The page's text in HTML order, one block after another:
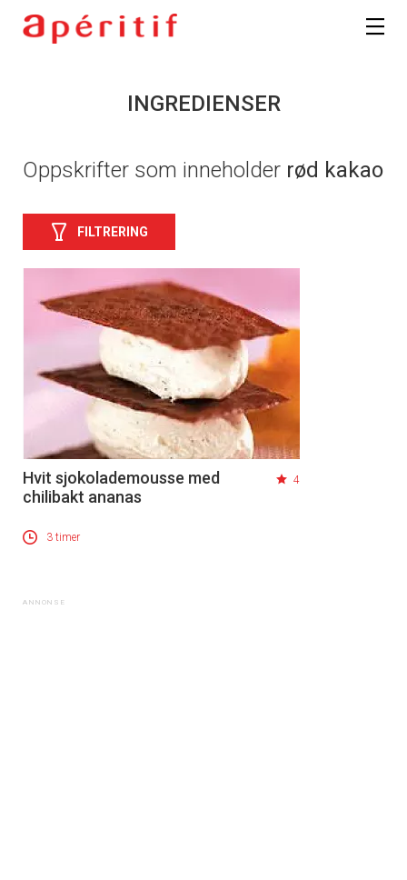
INGREDIENSER
Oppskrifter som inneholder rød kakao
FILTRERING
Hvit sjokolademousse med
chilibakt ananas
4
3 timer